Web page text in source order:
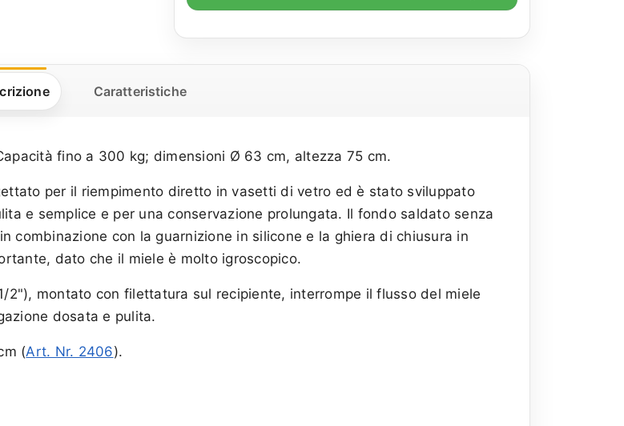
Caratteristiche
fino a 300 kg; dimensioni Ø 63 cm, altezza 75 cm.
per il riempimento diretto in vasetti di vetro ed è stato sviluppato
e semplice e per una conservazione prolungata. Il fondo saldato senza
combinazione con la guarnizione in silicone e la ghiera di chiusura in
dato che il miele è molto igroscopico.
2"), montato con filettatura sul recipiente, interrompe il flusso del miele
dosata e pulita.
(Art. Nr. 2406).